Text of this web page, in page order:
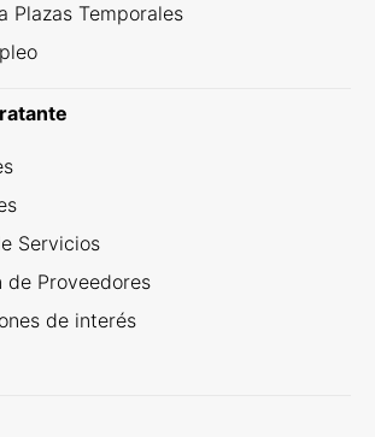
Plazas Temporales
Servicios
Proveedores
de interés